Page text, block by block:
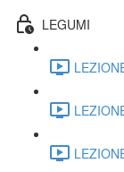
LEGUMI